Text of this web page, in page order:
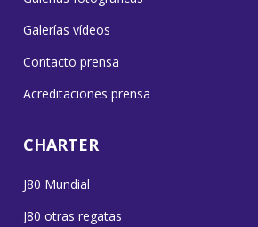
Galerías vídeos
Contacto prensa
Acreditaciones prensa
CHARTER
J80 Mundial
J80 otras regatas